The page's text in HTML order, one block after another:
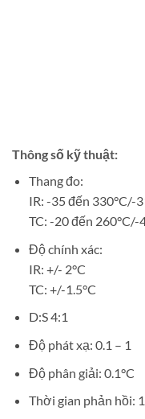
Thông số kỹ thuật:
Thang đo:
IR: -35 đến 330°C/-
TC: -20 đến 260°C/-
Độ chính xác:
IR: +/- 2°C
TC: +/-1.5°C
D:S 4:1
Độ phát xạ: 0.1 – 1
Độ phân giải: 0.1°C
Thời gian phản hồi: